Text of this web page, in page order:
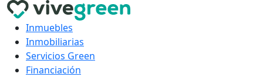
Inmuebles
Inmobiliarias
Servicios Green
Financiación